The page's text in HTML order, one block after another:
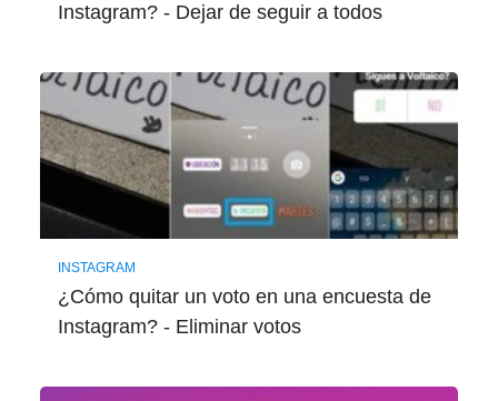
Instagram? - Dejar de seguir a todos
INSTAGRAM
¿Cómo quitar un voto en una encuesta de
Instagram? - Eliminar votos